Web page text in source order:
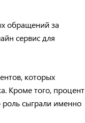
обращений за
сервис для
которых
Кроме того, процент
сыграли именно